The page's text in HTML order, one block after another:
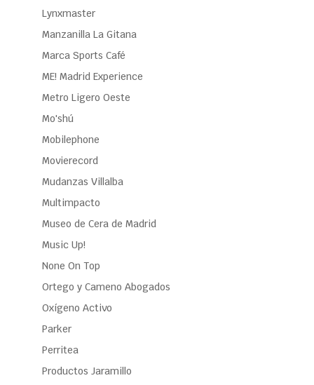
Lynxmaster
Manzanilla La Gitana
Marca Sports Café
ME! Madrid Experience
Metro Ligero Oeste
Mo'shú
Mobilephone
Movierecord
Mudanzas Villalba
Multimpacto
Museo de Cera de Madrid
Music Up!
None On Top
Ortego y Cameno Abogados
Oxígeno Activo
Parker
Perritea
Productos Jaramillo